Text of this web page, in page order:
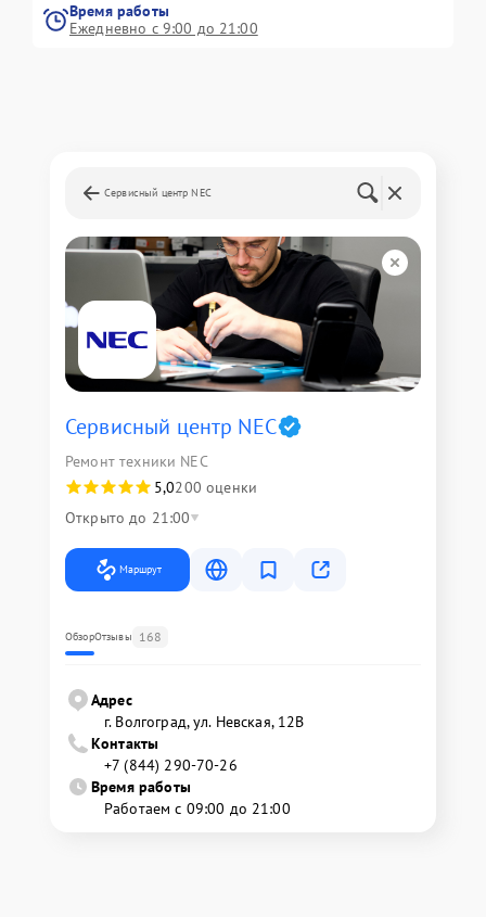
Время работы
Ежедневно с 9:00 до 21:00
Сервисный центр NEC
Сервисный центр NEC
Ремонт техники NEC
5,0200 оценки
Открыто до 21:00
Маршрут
ОбзорОтзывы 168
Адрес
г. Волгоград, ул. Невская, 12В
Контакты
+7 (844) 290-70-26
Время работы
Работаем с 09:00 до 21:00